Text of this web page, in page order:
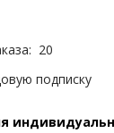
20
подписку